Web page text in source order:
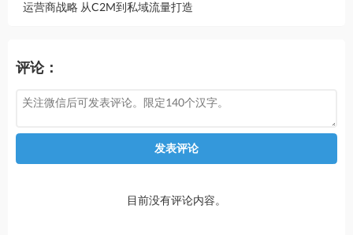
运营商战略 从C2M到私域流量打造
评论：
发表评论
目前没有评论内容。